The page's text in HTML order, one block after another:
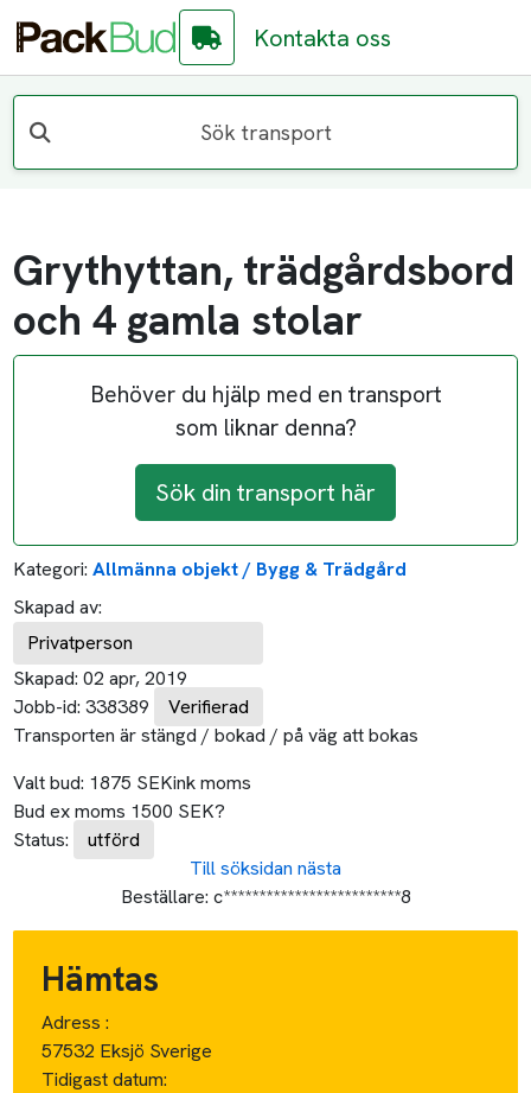
Kontakta oss
Sök transport
Grythyttan, trädgårdsbord
och 4 gamla stolar
Behöver du hjälp med en transport
som liknar denna?
Sök din transport här
Kategori: Allmänna objekt / Bygg & Trädgård
Skapad av:
Privatperson
Skapad: 02 apr, 2019
Jobb-id: 338389
Verifierad
Transporten är stängd / bokad / på väg att bokas
Valt bud: 1875 SEKink moms
Bud ex moms 1500 SEK?
Status:
utförd
Till söksidan nästa
Beställare: c*************************8
Hämtas
Adress :
57532 Eksjö Sverige
Tidigast datum: